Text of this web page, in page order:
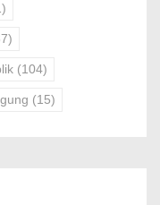
(104)
(15)